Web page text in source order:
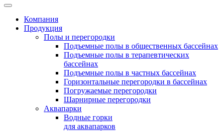
Компания
Продукция
Полы и перегородки
Подъемные полы в общественных бассейнах
Подъемные полы в терапевтических
бассейнах
Подъемные полы в частных бассейнах
Горизонтальные перегородки в бассейнах
Погружаемые перегородки
Шарнирные перегородки
Аквапарки
Водные горки
для аквапарков